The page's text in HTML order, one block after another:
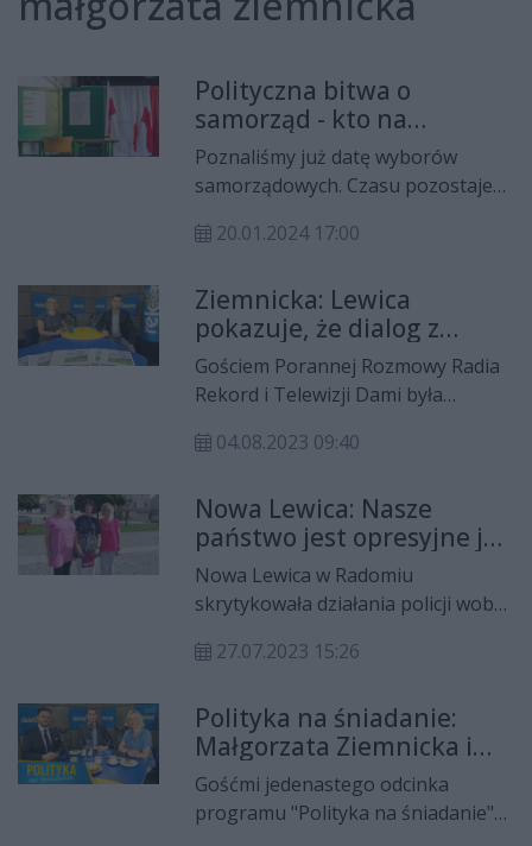
Polityczna bitwa o
samorząd - kto na
prezydenta, kto na
radnego?
Poznaliśmy już datę wyborów
samorządowych. Czasu pozostaje
będziemy poznawać komitety i
rad miasta, powiatu czy sejmiku. Jak
polityczno-samorządowa
układanka może wyglądać w
przypadku Radomia?
20.01.2024 17:00
Ziemnicka: Lewica
pokazuje, że dialog z
mieszkańcami jest ważny
Gościem Porannej Rozmowy Radia
Rekord i Telewizji Dami była
Lewicy. Łukasz Kościelniak
wpływie Lewicy na odbudowę kładki
przy ul. Siennej, sytuacji
Radomskiego Szpitala
Specjalistycznego, nielegalnych
odpadach na ul. Ofiar Firleja czy
przygotowaniu do kampanii
04.08.2023 09:40
Nowa Lewica: Nasze
państwo jest opresyjne jak
Salwador
Nowa Lewica w Radomiu
skrytykowała działania policji wobec
po raz kolejny zaapelowały też do
Rady Kobiet.
27.07.2023 15:26
Polityka na śniadanie:
Małgorzata Ziemnicka i
Dawid Nowak
Gośćmi jedenastego odcinka
programu "Polityka na śniadanie"